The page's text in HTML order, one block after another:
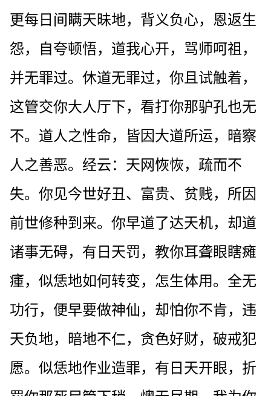
更每日间瞒天昧地，背义负心，恩返生
怨，自夸顿悟，道我心开，骂师呵祖，
并无罪过。休道无罪过，你且试触着，
这管交你大人厅下，看打你那驴孔也无
不。道人之性命，皆因大道所运，暗察
人之善恶。经云：天网恢恢，疏而不
失。你见今世好丑、富贵、贫贱，所因
前世修种到来。你早道了达天机，却道
诸事无碍，有日天罚，教你耳聋眼瞎瘫
瘇，似恁地如何转变，怎生体用。全无
功行，便早要做神仙，却怕你不肯，违
天负地，暗地不仁，贪色好财，破戒犯
愿。似恁地作业造罪，有日天开眼，折